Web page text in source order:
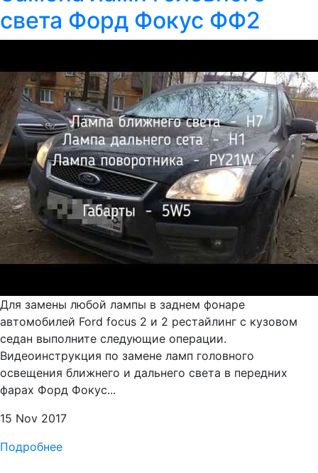
света Форд Фокус ФФ2
Для замены любой лампы в заднем фонаре
автомобилей Ford focus 2 и 2 рестайлинг с кузовом
седан выполните следующие операции.
Видеоинструкция по замене ламп головного
освещения ближнего и дальнего света в передних
фарах Форд Фокус...
15 Nov 2017
Подробнее